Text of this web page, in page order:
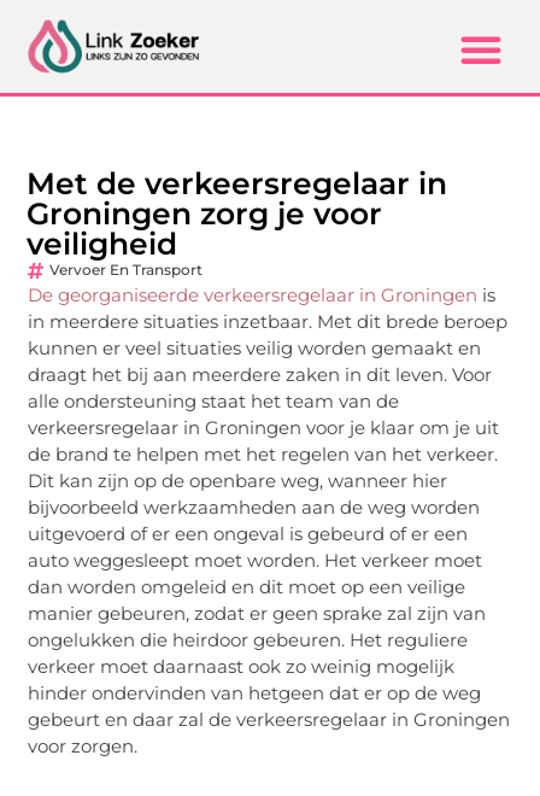
Met de verkeersregelaar in
Groningen zorg je voor
veiligheid
Vervoer En Transport
De georganiseerde verkeersregelaar in Groningen is
in meerdere situaties inzetbaar. Met dit brede beroep
kunnen er veel situaties veilig worden gemaakt en
draagt het bij aan meerdere zaken in dit leven. Voor
alle ondersteuning staat het team van de
verkeersregelaar in Groningen voor je klaar om je uit
de brand te helpen met het regelen van het verkeer.
Dit kan zijn op de openbare weg, wanneer hier
bijvoorbeeld werkzaamheden aan de weg worden
uitgevoerd of er een ongeval is gebeurd of er een
auto weggesleept moet worden. Het verkeer moet
dan worden omgeleid en dit moet op een veilige
manier gebeuren, zodat er geen sprake zal zijn van
ongelukken die heirdoor gebeuren. Het reguliere
verkeer moet daarnaast ook zo weinig mogelijk
hinder ondervinden van hetgeen dat er op de weg
gebeurt en daar zal de verkeersregelaar in Groningen
voor zorgen.